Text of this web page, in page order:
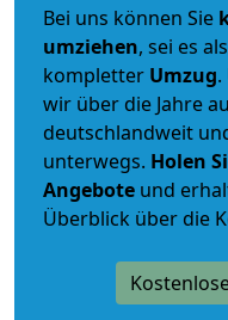
Bei uns können Sie
umziehen, sei es als
kompletter Umzug
wir über die Jahre
deutschlandweit
unterwegs. Holen
Angebote und
Überblick über die